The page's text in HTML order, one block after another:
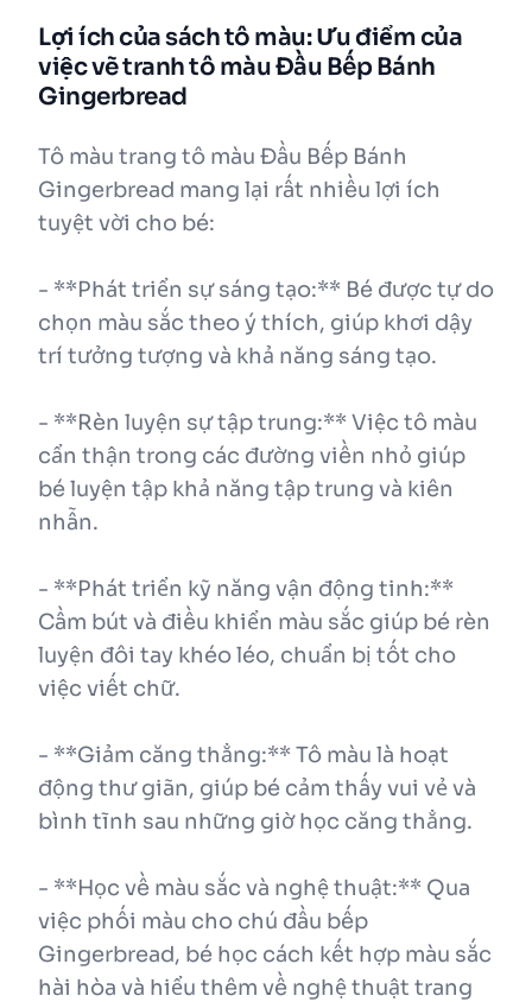
Lợi ích của sách tô màu: Ưu điểm của
việc vẽ tranh tô màu Đầu Bếp Bánh
Gingerbread
Tô màu trang tô màu Đầu Bếp Bánh
Gingerbread mang lại rất nhiều lợi ích
tuyệt vời cho bé:
- **Phát triển sự sáng tạo:** Bé được tự do
chọn màu sắc theo ý thích, giúp khơi dậy
trí tưởng tượng và khả năng sáng tạo.
- **Rèn luyện sự tập trung:** Việc tô màu
cẩn thận trong các đường viền nhỏ giúp
bé luyện tập khả năng tập trung và kiên
nhẫn.
- **Phát triển kỹ năng vận động tinh:**
Cầm bút và điều khiển màu sắc giúp bé rèn
luyện đôi tay khéo léo, chuẩn bị tốt cho
việc viết chữ.
- **Giảm căng thẳng:** Tô màu là hoạt
động thư giãn, giúp bé cảm thấy vui vẻ và
bình tĩnh sau những giờ học căng thẳng.
- **Học về màu sắc và nghệ thuật:** Qua
việc phối màu cho chú đầu bếp
Gingerbread, bé học cách kết hợp màu sắc
hài hòa và hiểu thêm về nghệ thuật trang